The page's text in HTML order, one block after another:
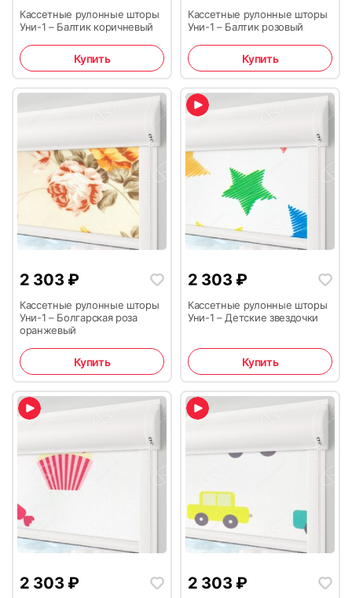
Кассетные рулонные шторы
Уни-1 – Балтик коричневый
Купить
Кассетные рулонные шторы
Уни-1 – Балтик розовый
Купить
2 303 ₽
Кассетные рулонные шторы
Уни-1 – Болгарская роза
оранжевый
Купить
2 303 ₽
Кассетные рулонные шторы
Уни-1 – Детские звездочки
Купить
2 303 ₽ 2 303 ₽